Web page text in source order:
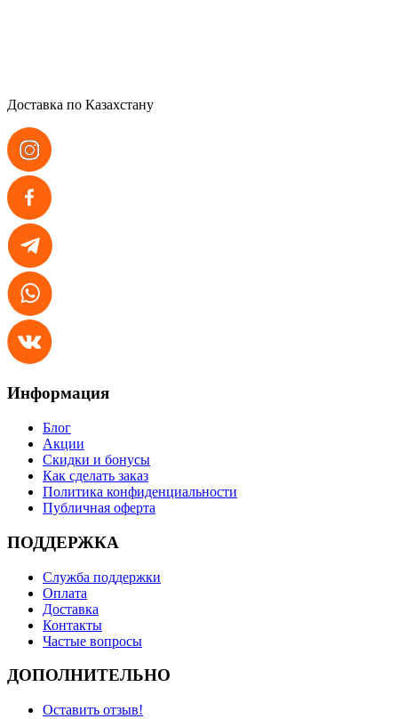
Доставка по Казахстану
Информация
Блог
Акции
Скидки и бонусы
Как сделать заказ
Политика конфиденциальности
Публичная оферта
ПОДДЕРЖКА
Служба поддержки
Оплата
Доставка
Контакты
Частые вопросы
ДОПОЛНИТЕЛЬНО
Оставить отзыв!